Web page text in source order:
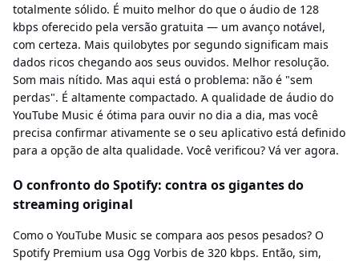
totalmente sólido. É muito melhor do que o áudio de 128
kbps oferecido pela versão gratuita — um avanço notável,
com certeza. Mais quilobytes por segundo significam mais
dados ricos chegando aos seus ouvidos. Melhor resolução.
Som mais nítido. Mas aqui está o problema: não é "sem
perdas". É altamente compactado. A qualidade de áudio do
YouTube Music é ótima para ouvir no dia a dia, mas você
precisa confirmar ativamente se o seu aplicativo está definido
para a opção de alta qualidade. Você verificou? Vá ver agora.
O confronto do Spotify: contra os gigantes do
streaming original
Como o YouTube Music se compara aos pesos pesados? O
Spotify Premium usa Ogg Vorbis de 320 kbps. Então, sim,